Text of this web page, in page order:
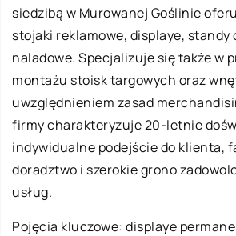
siedzibą w Murowanej Goślinie
stojaki reklamowe, displaye, standy
naladowe. Specjalizuje się także w
montażu stoisk targowych oraz
uwzględnieniem zasad
firmy charakteryzuje 20-letnie
indywidualne podejście do klienta,
doradztwo i szerokie grono
usług.
Pojęcia kluczowe: displaye